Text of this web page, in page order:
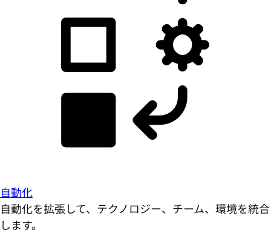
自動化
自動化を拡張して、テクノロジー、チーム、環境を統合
します。